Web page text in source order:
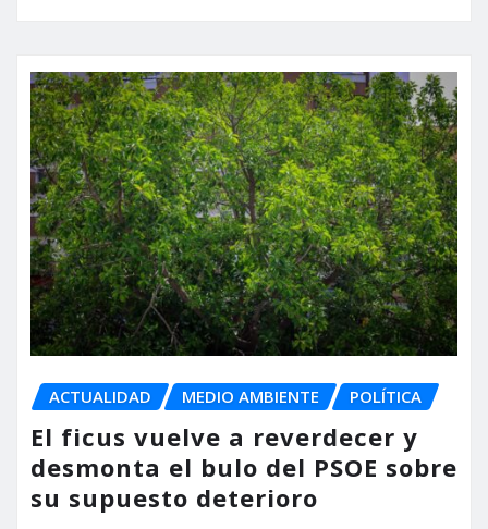
ACTUALIDAD MEDIO AMBIENTE POLÍTICA
El ficus vuelve a reverdecer y
desmonta el bulo del PSOE sobre
su supuesto deterioro